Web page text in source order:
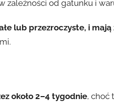
zależności od gatunku i
lub przezroczyste, i
około 2–4 tygodnie, choć